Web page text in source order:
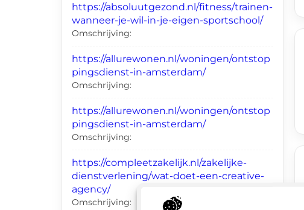
https://absoluutgezond.nl/fitness/trainen-
wanneer-je-wil-in-je-eigen-sportschool/
Omschrijving:
https://allurewonen.nl/woningen/ontstop
pingsdienst-in-amsterdam/
Omschrijving:
https://allurewonen.nl/woningen/ontstop
pingsdienst-in-amsterdam/
Omschrijving:
https://compleetzakelijk.nl/zakelijke-
dienstverlening/wat-doet-een-creative-
agency/
Omschrijving: